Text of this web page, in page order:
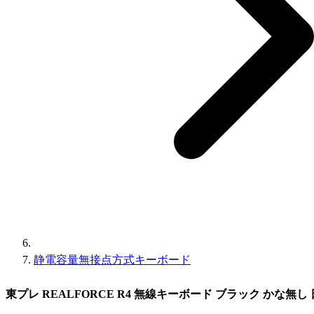
静電容量無接点方式キーボード
東プレ REALFORCE R4 無線キーボード ブラック かな無し